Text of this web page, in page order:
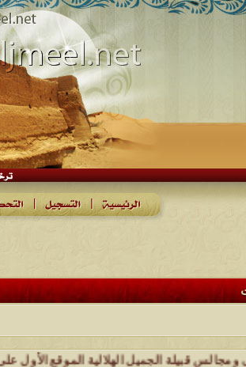
قبيلة الجميل الهلالية الموقع الأول على